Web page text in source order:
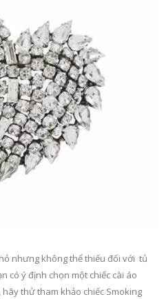
nhưng không thể thiếu đối với tủ
có ý định chọn một chiếc cài áo
thử tham khảo chiếc Smoking